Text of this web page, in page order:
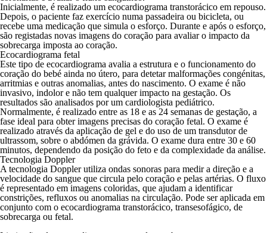
Inicialmente, é realizado um ecocardiograma transtorácico em repouso.
Depois, o paciente faz exercício numa passadeira ou bicicleta, ou
recebe uma medicação que simula o esforço. Durante e após o esforço,
são registadas novas imagens do coração para avaliar o impacto da
sobrecarga imposta ao coração.
Ecocardiograma fetal
Este tipo de ecocardiograma avalia a estrutura e o funcionamento do
coração do bebé ainda no útero, para detetar malformações congénitas,
arritmias e outras anomalias, antes do nascimento. O exame é não
invasivo, indolor e não tem qualquer impacto na gestação. Os
resultados são analisados por um cardiologista pediátrico.
Normalmente, é realizado entre as 18 e as 24 semanas de gestação, a
fase ideal para obter imagens precisas do coração fetal. O exame é
realizado através da aplicação de gel e do uso de um transdutor de
ultrassom, sobre o abdómen da grávida. O exame dura entre 30 e 60
minutos, dependendo da posição do feto e da complexidade da análise.
Tecnologia Doppler
A tecnologia Doppler utiliza ondas sonoras para medir a direção e a
velocidade do sangue que circula pelo coração e pelas artérias. O fluxo
é representado em imagens coloridas, que ajudam a identificar
constrições, refluxos ou anomalias na circulação. Pode ser aplicada em
conjunto com o ecocardiograma transtorácico, transesofágico, de
sobrecarga ou fetal.